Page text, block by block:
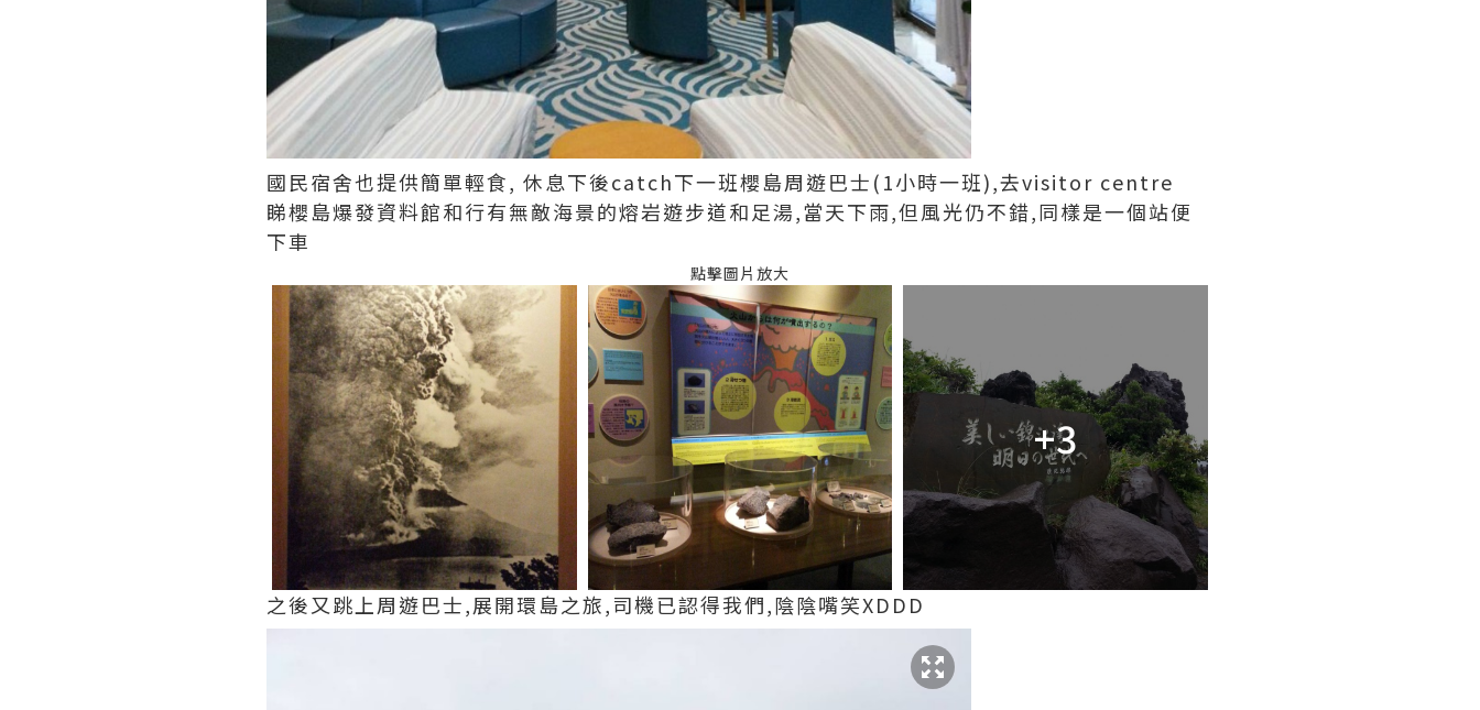
國民宿舍也提供簡單輕食, 休息下後catch下一班櫻島周遊巴士(1小時一班),去visitor centre
睇櫻島爆發資料館和行有無敵海景的熔岩遊步道和足湯,當天下雨,但風光仍不錯,同樣是一個站便
下車
點擊圖片放大
+3
之後又跳上周遊巴士,展開環島之旅,司機已認得我們,陰陰嘴笑XDDD